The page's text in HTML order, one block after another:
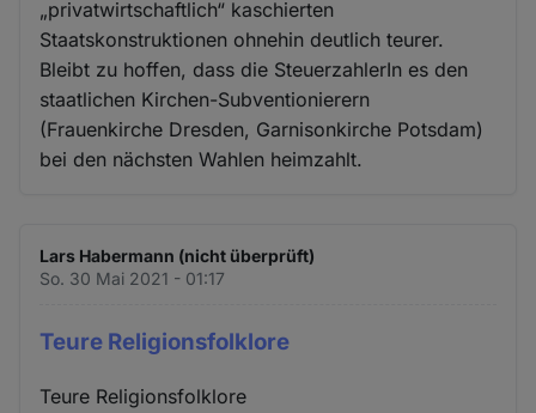
„privatwirtschaftlich“ kaschierten
Staatskonstruktionen ohnehin deutlich teurer.
Bleibt zu hoffen, dass die SteuerzahlerIn es den
staatlichen Kirchen-Subventionierern
(Frauenkirche Dresden, Garnisonkirche Potsdam)
bei den nächsten Wahlen heimzahlt.
Lars Habermann (nicht überprüft)
So. 30 Mai 2021 - 01:17
Teure Religionsfolklore
Teure Religionsfolklore